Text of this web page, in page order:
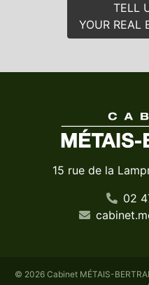
TELL
YOUR REAL
15 rue de la
02
cabinet.
© 2026 Cabinet MÉTAIS-